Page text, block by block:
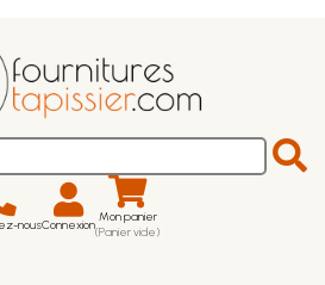
nousConnexion Mon panier
(Panier vide)